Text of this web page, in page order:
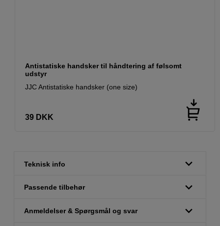
Antistatiske handsker til håndtering af følsomt
udstyr
JJC Antistatiske handsker (one size)
39 DKK
Teknisk info
Passende tilbehør
Anmeldelser & Spørgsmål og svar